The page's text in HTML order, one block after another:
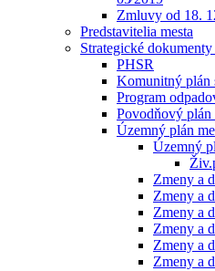
Zmluvy od 18.
Predstavitelia mesta
Strategické dokumenty
PHSR
Komunitný plán
Program
Povodňový plán
Územný plán
Územný
Zmeny a
Zmeny a
Zmeny a
Zmeny a
Zmeny a
Zmeny a